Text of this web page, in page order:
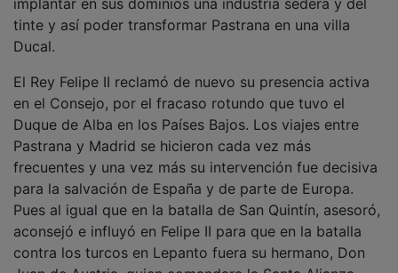
tinte y así poder transformar Pastrana en una villa
Ducal.
en el Consejo, por el fracaso rotundo que tuvo el
Duque de Alba en los Países Bajos. Los viajes entre
Pastrana y Madrid se hicieron cada vez más
frecuentes y una vez más su intervención fue decisiva
para la salvación de España y de parte de Europa.
Pues al igual que en la batalla de San Quintín, asesoró,
aconsejó e influyó en Felipe II para que en la batalla
contra los turcos en Lepanto fuera su hermano, Don
Juan de Austria, quien comandara la Santa Alianza